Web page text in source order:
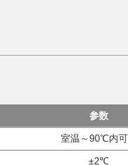
参数
室温～90℃内
±2℃